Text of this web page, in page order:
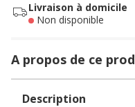
Livraison à domicile
Non disponible
A propos de ce
Description